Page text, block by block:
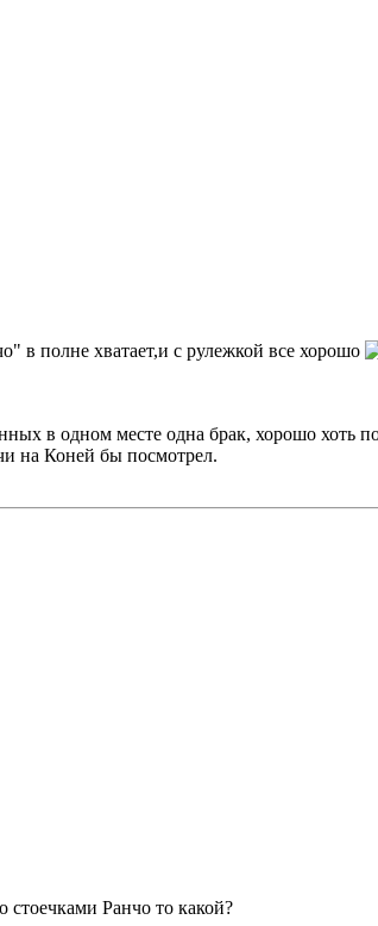
в полне хватает,и с рулежкой все хорошо
в одном месте одна брак, хорошо хоть
на Коней бы посмотрел.
стоечками Ранчо то какой?